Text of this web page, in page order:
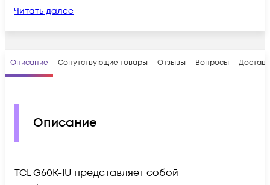
Читать далее
Описание Сопутствующие товары Отзывы Вопросы
Описание
TCL G60K-IU представляет собой